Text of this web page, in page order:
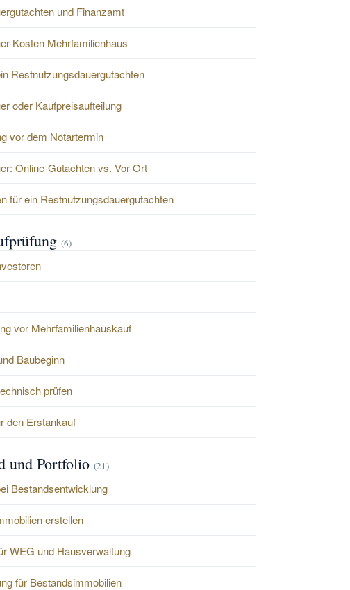
und Finanzamt
Kosten Mehrfamilienhaus
Restnutzungsdauergutachten
oder Kaufpreisaufteilung
vor dem Notartermin
Online-Gutachten vs. Vor-Ort
für ein Restnutzungsdauergutachten
(6)
vor Mehrfamilienhauskauf
Baubeginn
prüfen
den Erstankauf
und Portfolio (21)
Bestandsentwicklung
erstellen
WEG und Hausverwaltung
für Bestandsimmobilien